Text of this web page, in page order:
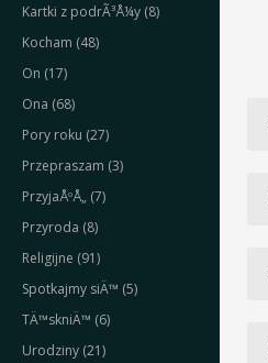
Kartki z podrÃ³Å¼y (8)
Kocham (48)
On (17)
Ona (68)
Pory roku (27)
Przepraszam (3)
PrzyjaÅºÅ„ (7)
Przyroda (8)
Religijne (91)
Spotkajmy siÄ™ (5)
TÄ™skniÄ™ (6)
Urodziny (21)